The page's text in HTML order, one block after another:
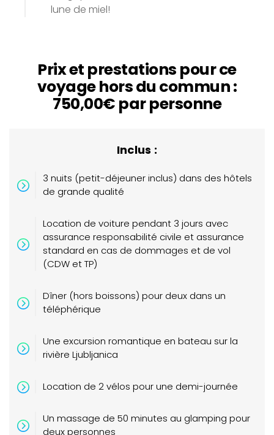
lune de miel!
Prix et prestations pour ce
voyage hors du commun :
750,00€ par personne
Inclus :
3 nuits (petit-déjeuner inclus) dans des hôtels
de grande qualité
Location de voiture pendant 3 jours avec
assurance responsabilité civile et assurance
standard en cas de dommages et de vol
(CDW et TP)
Dîner (hors boissons) pour deux dans un
téléphérique
Une excursion romantique en bateau sur la
rivière Ljubljanica
Location de 2 vélos pour une demi-journée
Un massage de 50 minutes au glamping pour
deux personnes